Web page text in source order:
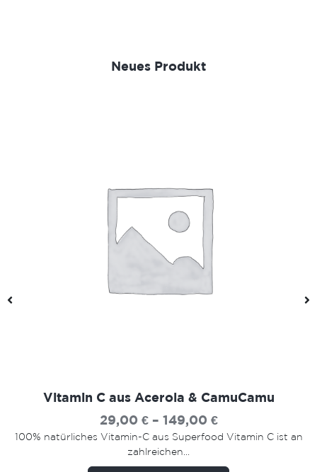
Neues Produkt
Vitamin C aus Acerola & CamuCamu
29,00 € – 149,00 €
100% natürliches Vitamin-C aus Superfood Vitamin C ist an
zahlreichen...